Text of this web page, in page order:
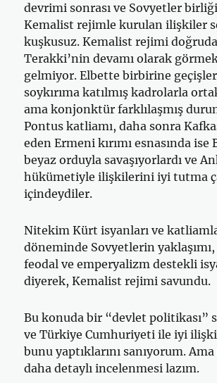
devrimi sonrası ve Sovyetler
Kemalist rejimle kurulan ilişkiler
kuşkusuz. Kemalist rejimi
Terakki’nin devamı olarak
gelmiyor. Elbette birbirine
soykırıma katılmış kadrolarla
ama konjonktür farklılaşmış
Pontus katliamı, daha sonra
eden Ermeni kırımı esnasında ise
beyaz orduyla savaşıyorlardı ve
hükümetiyle ilişkilerini iyi tutma
içindeydiler.
Nitekim Kürt isyanları ve
döneminde Sovyetlerin
feodal ve emperyalizm destekli
diyerek, Kemalist rejimi savundu.
Bu konuda bir “devlet politikası”
ve Türkiye Cumhuriyeti ile iyi
bunu yaptıklarını sanıyorum.
daha detaylı incelenmesi lazım.